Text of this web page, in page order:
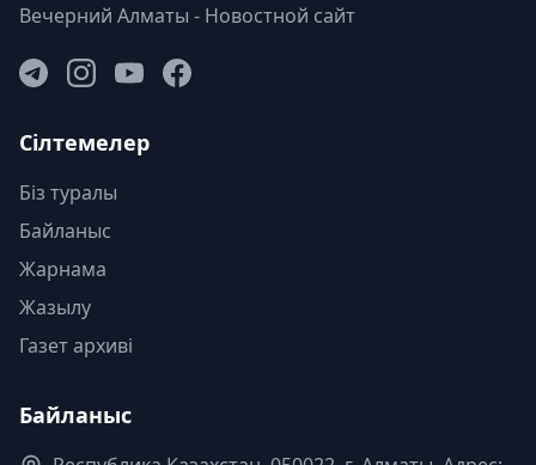
Вечерний Алматы - Новостной сайт
Сілтемелер
Біз туралы
Байланыс
Жарнама
Жазылу
Газет архиві
Байланыс